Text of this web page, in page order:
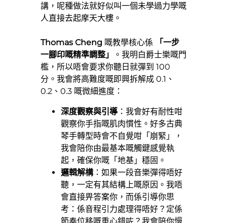
講，呢種做法就好似叫一個未學過力學嘅
人直接去起摩天大樓。
Thomas Cheng 嘅教學核心係
「一步
一腳印嘅精準調整」
。我明白爵士樂嘅門
檻，所以唔會要求你聽日就彈到 100
分。我會將高難度嘅即興拆解成 0.1、
0.2、0.3 嘅微細進度：
深度觀察與引導：我會好有耐性咁
觀察你手指嘅肌肉慣性。好多古典
琴手轉型時會不自覺咁「崩緊」，
我會陪你由最基本嘅觸鍵感覺執
起，確保你嘅「地基」穩固。
邏輯解構：如果一段音樂彈得唔好
聽，一定有其結構上嘅原因。我唔
會直接畀答案你，而係引導你思
考：係音程引力處理得唔好？定係